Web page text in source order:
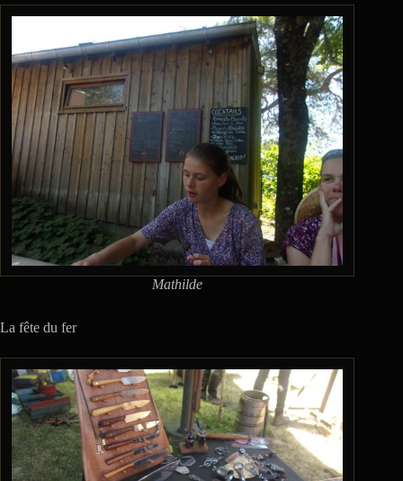
Mathilde
La fête du fer